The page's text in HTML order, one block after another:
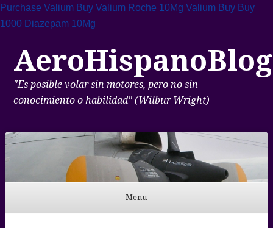
Purchase Valium Buy Valium Roche 10Mg Valium Buy Buy
1000 Diazepam 10Mg
AeroHispanoBlog
"Es posible volar sin motores, pero no sin
conocimiento o habilidad" (Wilbur Wright)
Menu